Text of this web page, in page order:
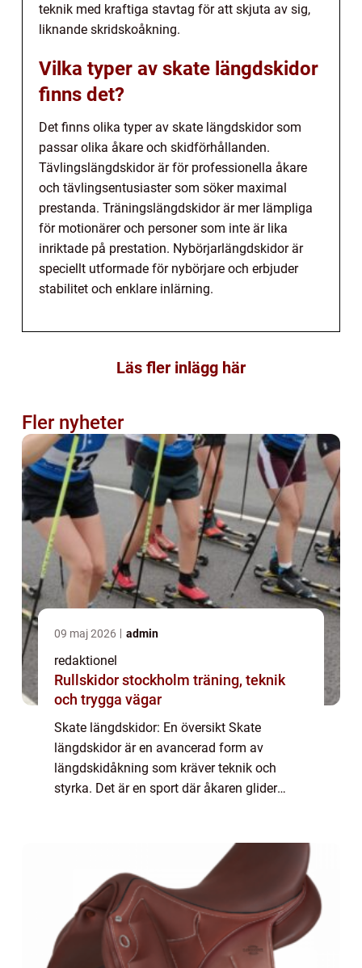
teknik med kraftiga stavtag för att skjuta av sig,
liknande skridskoåkning.
Vilka typer av skate längdskidor
finns det?
Det finns olika typer av skate längdskidor som
passar olika åkare och skidförhållanden.
Tävlingslängdskidor är för professionella åkare
och tävlingsentusiaster som söker maximal
prestanda. Träningslängdskidor är mer lämpliga
för motionärer och personer som inte är lika
inriktade på prestation. Nybörjarlängdskidor är
speciellt utformade för nybörjare och erbjuder
stabilitet och enklare inlärning.
Läs fler inlägg här
Fler nyheter
09 maj 2026 admin
redaktionel
Rullskidor stockholm träning, teknik
och trygga vägar
Skate längdskidor: En översikt Skate
längdskidor är en avancerad form av
längdskidåkning som kräver teknik och
styrka. Det är en sport där åkaren glider